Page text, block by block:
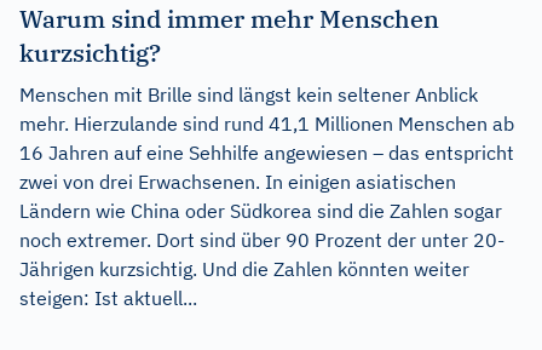
Warum sind immer mehr Menschen
kurzsichtig?
Menschen mit Brille sind längst kein seltener Anblick
mehr. Hierzulande sind rund 41,1 Millionen Menschen ab
16 Jahren auf eine Sehhilfe angewiesen – das entspricht
zwei von drei Erwachsenen. In einigen asiatischen
Ländern wie China oder Südkorea sind die Zahlen sogar
noch extremer. Dort sind über 90 Prozent der unter 20-
Jährigen kurzsichtig. Und die Zahlen könnten weiter
steigen: Ist aktuell...